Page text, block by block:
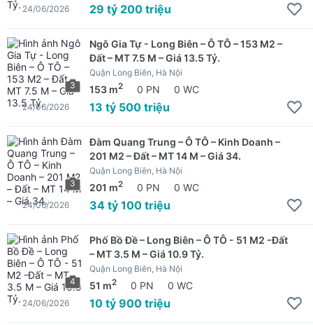
29 tỷ 200 triệu
24/06/2026
3
Ngô Gia Tự - Long Biên – Ô TÔ – 153 M2 –
Đất – MT 7.5 M – Giá 13.5 Tỷ.
Quận Long Biên, Hà Nội
153 m2 0 PN 0 WC
13 tỷ 500 triệu
24/06/2026
3
Đàm Quang Trung – Ô TÔ – Kinh Doanh –
201 M2 – Đất – MT 14 M – Giá 34.
Quận Long Biên, Hà Nội
201 m2 0 PN 0 WC
34 tỷ 100 triệu
24/06/2026
4
Phố Bồ Đề – Long Biên – Ô TÔ - 51 M2 -Đất
– MT 3.5 M – Giá 10.9 Tỷ.
Quận Long Biên, Hà Nội
51 m2 0 PN 0 WC
10 tỷ 900 triệu
24/06/2026